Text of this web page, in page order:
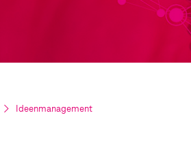
Ideenmanagement